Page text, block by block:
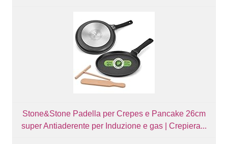
Stone&Stone Padella per Crepes e Pancake 26cm
super Antiaderente per Induzione e gas | Crepiera...